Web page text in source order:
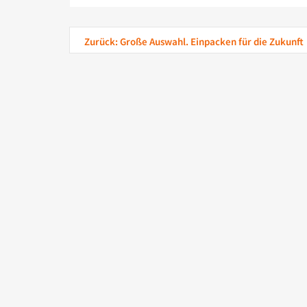
Zurück: Große Auswahl. Einpacken für die Zukunft